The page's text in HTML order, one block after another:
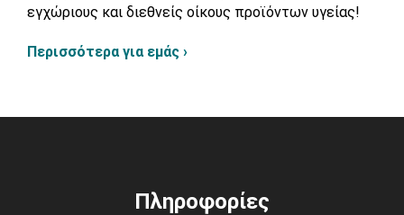
εγχώριους και διεθνείς οίκους προϊόντων υγείας!
Περισσότερα για εμάς ›
Πληροφορίες